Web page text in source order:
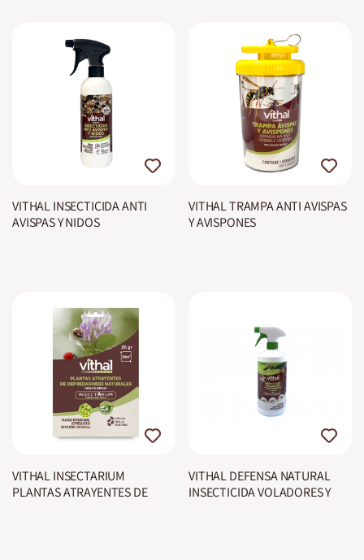
VITHAL INSECTICIDA ANTI
AVISPAS Y NIDOS
VITHAL TRAMPA ANTI AVISPAS
Y AVISPONES
VITHAL INSECTARIUM
PLANTAS ATRAYENTES DE
VITHAL DEFENSA NATURAL
INSECTICIDA VOLADORES Y